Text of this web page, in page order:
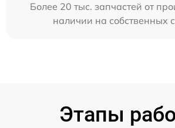
Более 20 тыс. запчастей от
наличии на собственных
Этапы